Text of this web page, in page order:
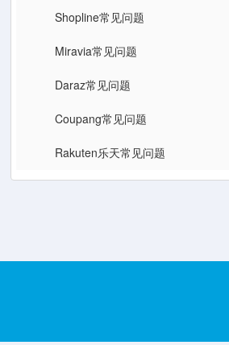
Shopline常见问题
Miravia常见问题
Daraz常见问题
Coupang常见问题
Rakuten乐天常见问题